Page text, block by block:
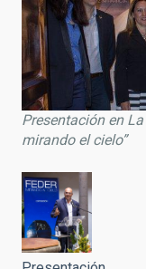
Presentación en
mirando el cielo”